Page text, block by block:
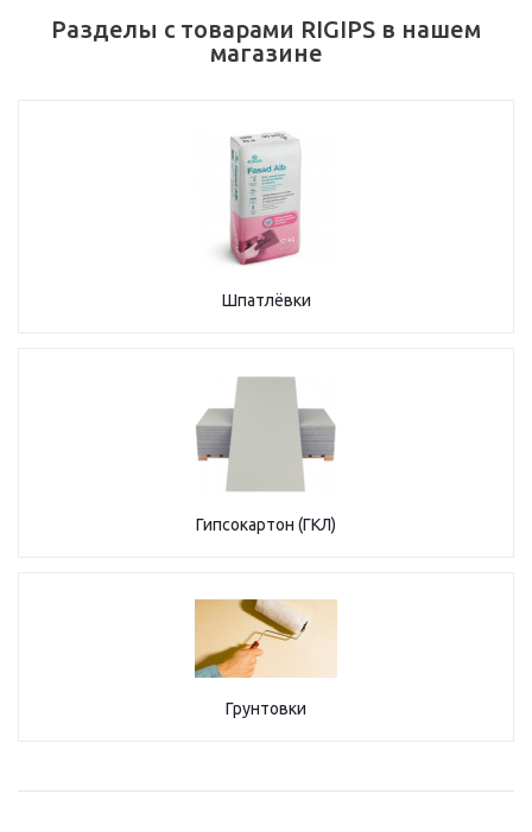
Разделы с товарами RIGIPS в нашем
магазине
Шпатлёвки
Гипсокартон (ГКЛ)
Грунтовки